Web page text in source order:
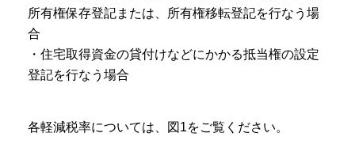
所有権保存登記または、所有権移転登記を行なう場
合
・住宅取得資金の貸付けなどにかかる抵当権の設定
登記を行なう場合
各軽減税率については、図1をご覧ください。